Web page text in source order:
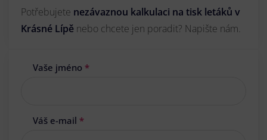
Potřebujete nezávaznou kalkulaci na tisk letáků v
Krásné Lípě nebo chcete jen poradit? Napište nám.
Vaše jméno *
Váš e-mail *